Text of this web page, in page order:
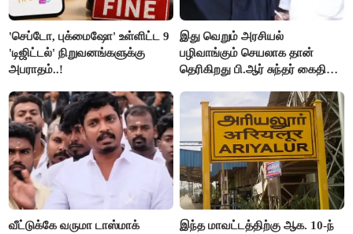
'செப்டோ, புக்மைஷோ' உள்ளிட்ட 9
'டிஜிட்டல்' நிறுவனங்களுக்கு
அபராதம்..!
இது வெறும் அரசியல்
பழிவாங்கும் செயலாக தான்
தெரிகிறது பி.ஆர் சுந்தர் கைதிற்கு
வீட்டுக்கே வருமா டாஸ்மாக்
இந்த மாவட்டத்திற்கு ஆக. 10-ந்